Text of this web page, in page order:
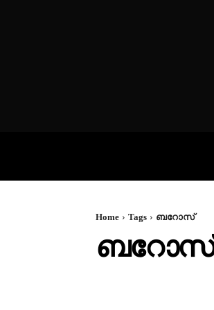
Home Tags ബറോസ്
ബറോസ്